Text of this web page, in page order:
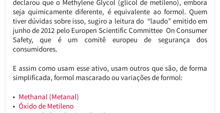
declarou que o Methylene Glycol (glicol de metileno), embora
seja quimicamente diferente, é equivalente ao formol. Quem
tiver dúvidas sobre isso, sugiro a leitura do “laudo” emitido em
junho de 2012 pelo Europen Scientific Committee On Consumer
Safety, que é um comitê europeu de segurança dos
consumidores.
E assim como usam esse ativo, usam outros que são, de forma
simplificada, formol mascarado ou variações de formol:
Methanal (Metanal)
Óxido de Metileno